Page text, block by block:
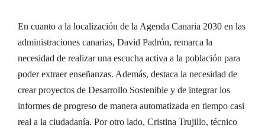
En cuanto a la localización de la Agenda Canaria 2030 en las
administraciones canarias, David Padrón, remarca la
necesidad de realizar una escucha activa a la población para
poder extraer enseñanzas. Además, destaca la necesidad de
crear proyectos de Desarrollo Sostenible y de integrar los
informes de progreso de manera automatizada en tiempo casi
real a la ciudadanía. Por otro lado, Cristina Trujillo, técnico